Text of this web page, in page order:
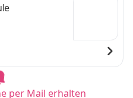
per Mail erhalten